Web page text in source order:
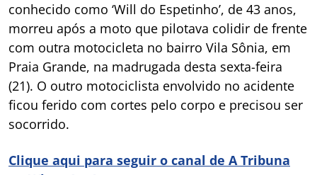
conhecido como ‘Will do Espetinho’, de 43 anos,
morreu após a moto que pilotava colidir de frente
com outra motocicleta no bairro Vila Sônia, em
Praia Grande, na madrugada desta sexta-feira
(21). O outro motociclista envolvido no acidente
ficou ferido com cortes pelo corpo e precisou ser
socorrido.
Clique aqui para seguir o canal de A Tribuna